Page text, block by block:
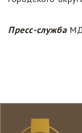
Пресс-служба